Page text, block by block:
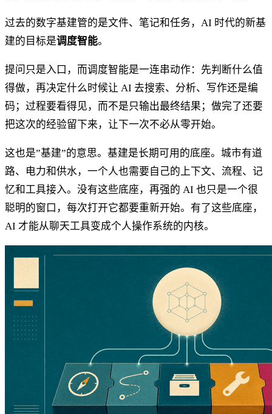
过去的数字基建管的是文件、笔记和任务，AI 时代的新基
建的目标是调度智能。
提问只是入口，而调度智能是一连串动作：先判断什么值
得做，再决定什么时候让 AI 去搜索、分析、写作还是编
码；过程要看得见，而不是只输出最终结果；做完了还要
把这次的经验留下来，让下一次不必从零开始。
这也是”基建”的意思。基建是长期可用的底座。城市有道
路、电力和供水，一个人也需要自己的上下文、流程、记
忆和工具接入。没有这些底座，再强的 AI 也只是一个很
聪明的窗口，每次打开它都要重新开始。有了这些底座，
AI 才能从聊天工具变成个人操作系统的内核。